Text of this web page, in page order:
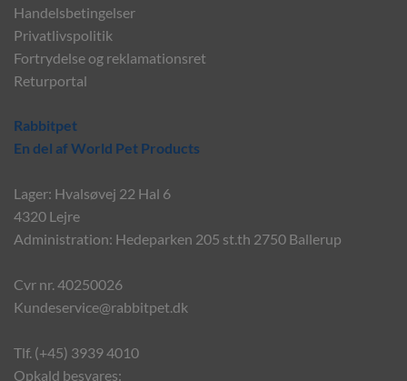
Handelsbetingelser
Privatlivspolitik
Fortrydelse og reklamationsret
Returportal
Rabbitpet
En del af World Pet Products
Lager: Hvalsøvej 22 Hal 6
4320 Lejre
Administration: Hedeparken 205 st.th 2750 Ballerup
Cvr nr. 40250026
Kundeservice@rabbitpet.dk
Tlf. (+45) 3939 4010
Opkald besvares: